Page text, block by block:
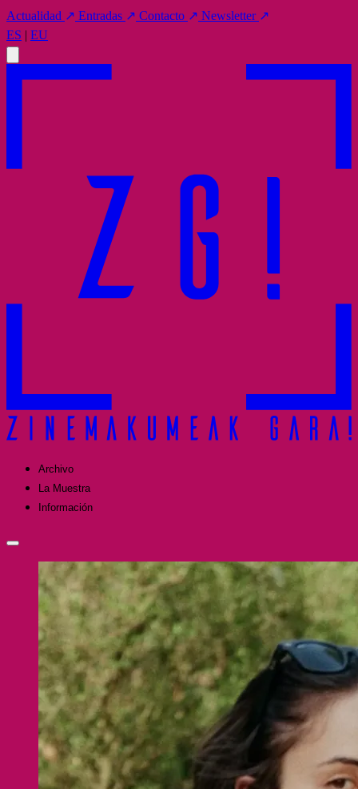
Actualidad ↗ Entradas ↗ Contacto ↗ Newsletter ↗
ES | EU
Archivo
La Muestra
Información